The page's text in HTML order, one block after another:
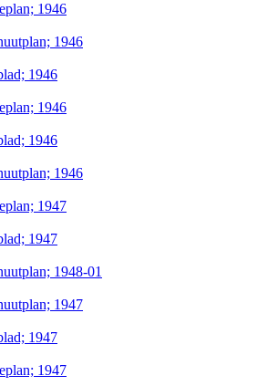
1946
1946
1946
1946
1946
1946
1947
1947
1948-01
1947
1947
1947